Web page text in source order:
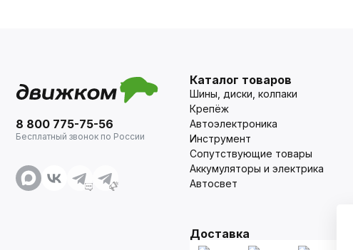
8 800 775-75-56
Бесплатный звонок по России
Каталог товаров
Шины, диски, колпаки
Крепёж
Автоэлектроника
Инструмент
Сопутствующие товары
Аккумуляторы и электрика
Автосвет
Доставка